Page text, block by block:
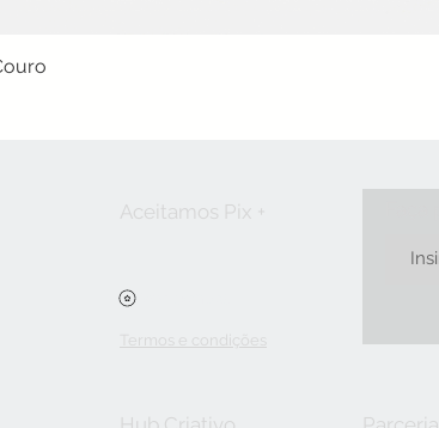
Aceitamos Pix +
Termos e condições